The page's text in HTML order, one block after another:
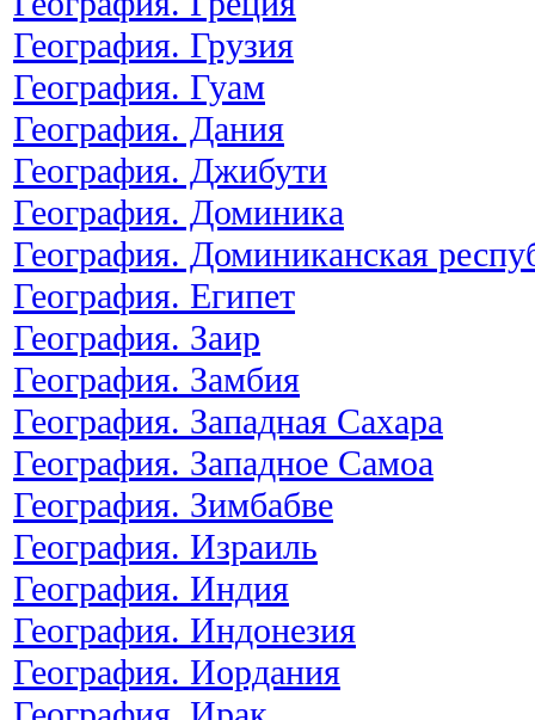
География. Грузия
География. Гуам
География. Дания
География. Джибути
География. Доминика
География. Доминиканская
География. Египет
География. Заир
География. Замбия
География. Западная Сахара
География. Западное Самоа
География. Зимбабве
География. Израиль
География. Индия
География. Индонезия
География. Иордания